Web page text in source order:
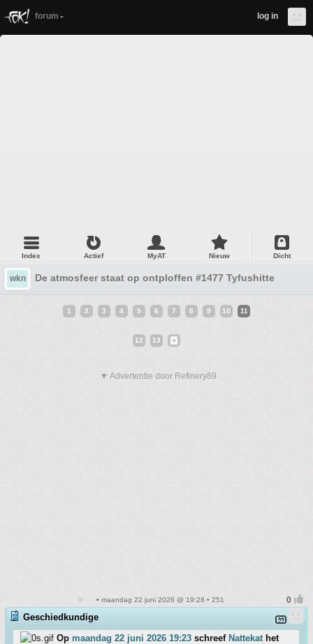
forum log in
Index Actief MyAT Nieuw Dicht
wkn De atmosfeer staat op ontploffen #1477 Tyfushitte
1 2 3 4 5 6 7 8 9 10 11
12 13
▼ Advertentie door Refinery89
• maandag 22 juni 2026 @ 19:28 • 251
Geschiedkundige
Op maandag 22 juni 2026 19:23 schreef Nattekathet